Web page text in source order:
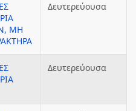
ΜΗ
Δευτερεύουσα
Δευτερεύουσα